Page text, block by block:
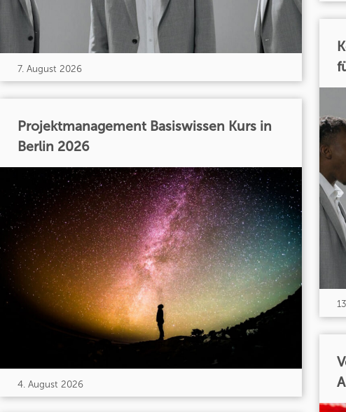
7. August 2026
Projektmanagement Basiswissen Kurs in
Berlin 2026
4. August 2026